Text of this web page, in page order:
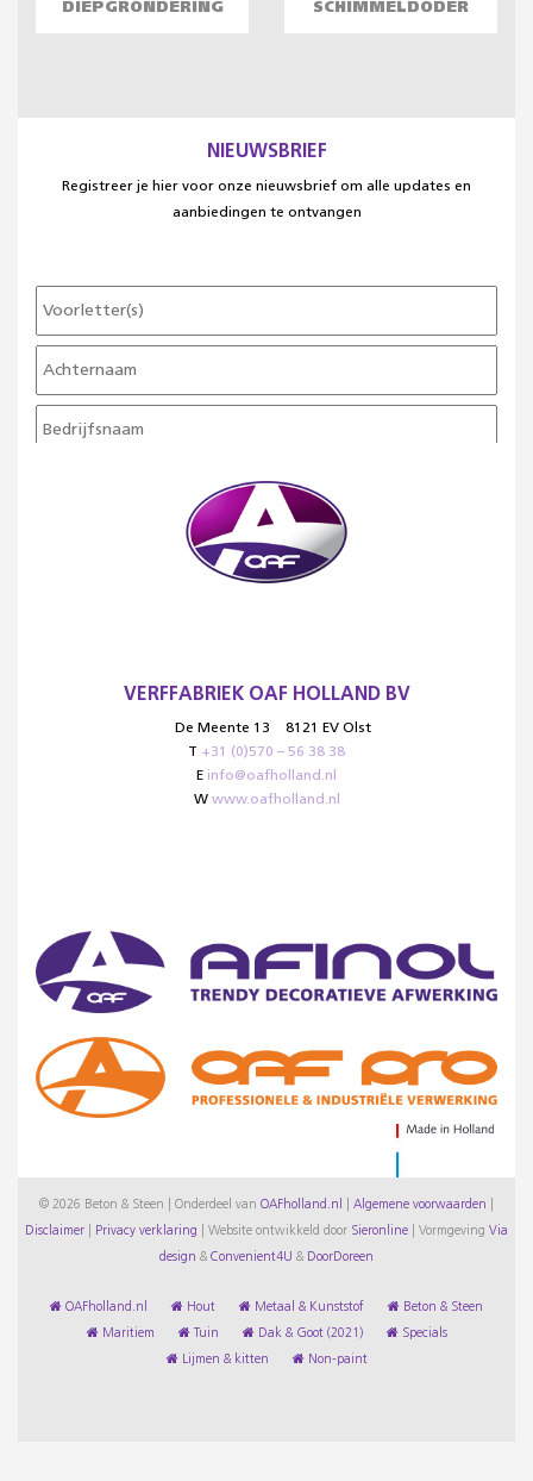
DIEPGRONDERING
SCHIMMELDODER
NIEUWSBRIEF
Registreer je hier voor onze nieuwsbrief om alle updates en
aanbiedingen te ontvangen
VERFFABRIEK OAF HOLLAND BV
De Meente 13
8121 EV Olst
T +31 (0)570 – 56 38 38
E info@oafholland.nl
W www.oafholland.nl
© 2026 Beton & Steen | Onderdeel van OAFholland.nl Algemene voorwaarden
Disclaimer Privacy verklaring Website ontwikkeld door Sieronline Vormgeving Via
design & Convenient4U & DoorDoreen
OAFholland.nl Hout Metaal & Kunststof Beton & Steen
Maritiem Tuin Dak & Goot (2021) Specials
Lijmen & kitten Non-paint